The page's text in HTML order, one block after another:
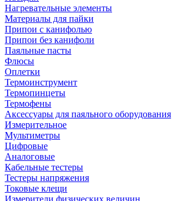
Нагревательные элементы
Материалы для пайки
Припои с канифолью
Припои без канифоли
Паяльные пасты
Флюсы
Оплетки
Термоинструмент
Термопинцеты
Термофены
Аксессуары для паяльного оборудования
Измерительное
Мультиметры
Цифровые
Аналоговые
Кабельные тестеры
Тестеры напряжения
Токовые клещи
Измерители физических величин